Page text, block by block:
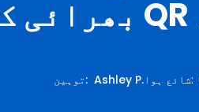
توہین: Ashley P.شائع ہوا: